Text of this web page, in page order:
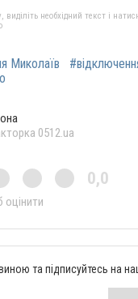
необхідний текст і
Миколаїв
0512.ua
0,0
оцінити
та підписуйтесь на